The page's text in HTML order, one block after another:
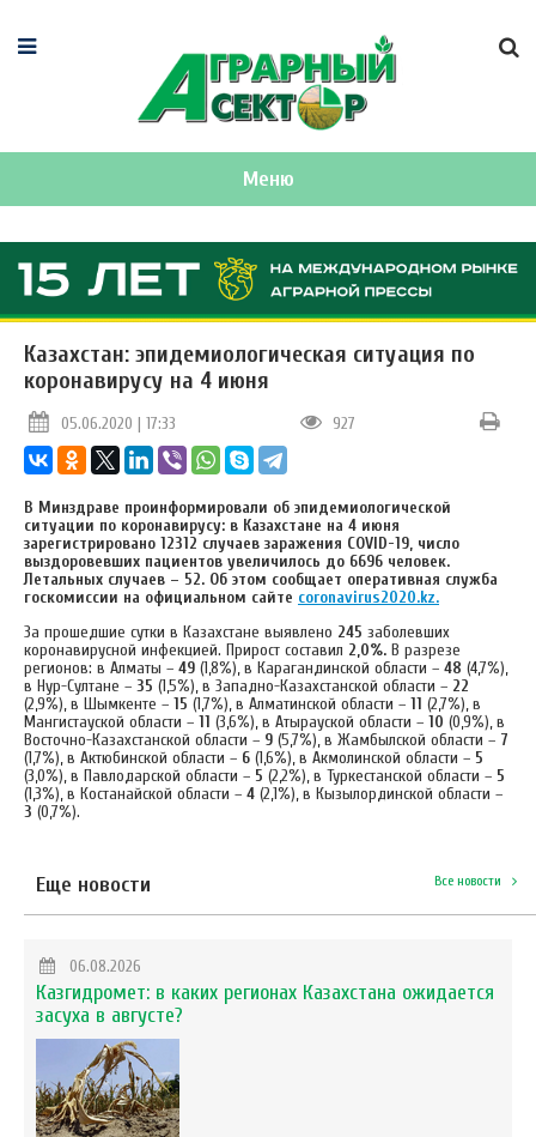
Меню
Казахстан: эпидемиологическая ситуация по
коронавирусу на 4 июня
05.06.2020 | 17:33 927
В Минздраве проинформировали об эпидемиологической
ситуации по коронавирусу: в Казахстане на 4 июня
зарегистрировано 12312 случаев заражения COVID-19, число
выздоровевших пациентов увеличилось до 6696 человек.
Летальных случаев – 52. Об этом сообщает оперативная служба
госкомиссии на официальном сайте coronavirus2020.kz.
За прошедшие сутки в Казахстане выявлено 245 заболевших
коронавирусной инфекцией. Прирост составил 2,0%. В разрезе
регионов: в Алматы – 49 (1,8%), в Карагандинской области – 48 (4,7%),
в Нур-Султане – 35 (1,5%), в Западно-Казахстанской области – 22
(2,9%), в Шымкенте – 15 (1,7%), в Алматинской области – 11 (2,7%), в
Мангистауской области – 11 (3,6%), в Атырауской области – 10 (0,9%), в
Восточно-Казахстанской области – 9 (5,7%), в Жамбылской области – 7
(1,7%), в Актюбинской области – 6 (1,6%), в Акмолинской области – 5
(3,0%), в Павлодарской области – 5 (2,2%), в Туркестанской области – 5
(1,3%), в Костанайской области – 4 (2,1%), в Кызылординской области –
3 (0,7%).
Еще новости Все новости
06.08.2026
Казгидромет: в каких регионах Казахстана ожидается
засуха в августе?